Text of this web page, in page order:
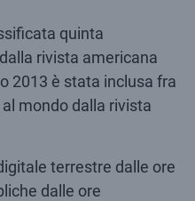
quinta
rivista americana
2013 è stata inclusa fra
mondo dalla rivista
terrestre dalle ore
dalle ore